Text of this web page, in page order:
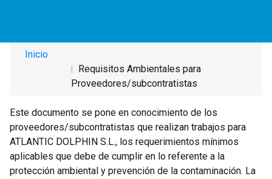
Inicio
Requisitos Ambientales para
Proveedores/subcontratistas
Este documento se pone en conocimiento de los
proveedores/subcontratistas que realizan trabajos para
ATLANTIC DOLPHIN S.L., los requerimientos mínimos
aplicables que debe de cumplir en lo referente a la
protección ambiental y prevención de la contaminación. La